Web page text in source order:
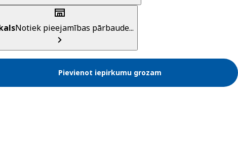
Notiek pieejamības pārbaude...
Pievienot iepirkumu grozam